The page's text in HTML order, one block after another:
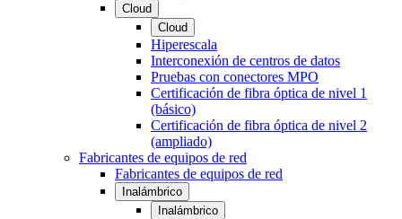
Cloud
Cloud
Hiperescala
Interconexión de centros de datos
Pruebas con conectores MPO
Certificación de fibra óptica de nivel 1
(básico)
Certificación de fibra óptica de nivel 2
(ampliado)
Fabricantes de equipos de red
Fabricantes de equipos de red
Inalámbrico
Inalámbrico